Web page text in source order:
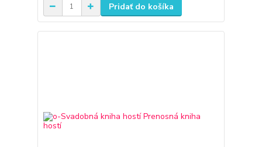
Pridať do košíka